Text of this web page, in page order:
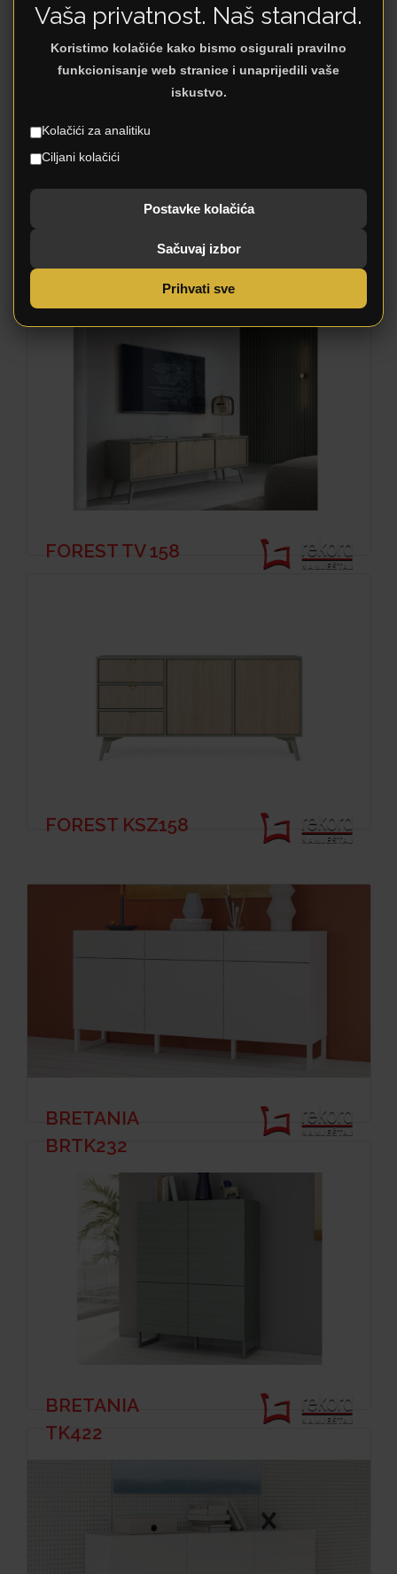
FOREST TV 158
FOREST KSZ158
BRETANIA
BRTK232
BRETANIA
TK422
Vaša privatnost. Naš standard.
Koristimo kolačiće kako bismo osigurali pravilno
funkcionisanje web stranice i unaprijedili vaše
iskustvo.
Kolačići za analitiku
Ciljani kolačići
Postavke kolačića
Sačuvaj izbor
Prihvati sve